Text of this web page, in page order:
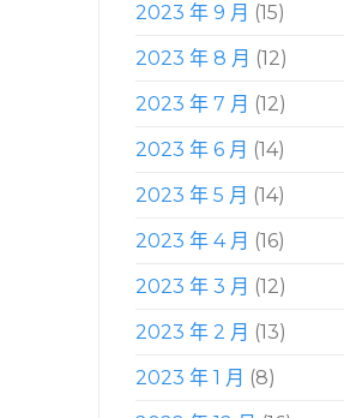
2023 年 9 月 (15)
2023 年 8 月 (12)
2023 年 7 月 (12)
2023 年 6 月 (14)
2023 年 5 月 (14)
2023 年 4 月 (16)
2023 年 3 月 (12)
2023 年 2 月 (13)
2023 年 1 月 (8)